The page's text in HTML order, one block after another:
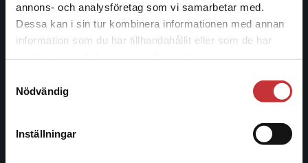
annons- och analysföretag som vi samarbetar med.
Dessa kan i sin tur kombinera informationen med annan
information som du har tillhandahållit eller som de har
Nödvändig
Inställningar
Det verkar som att du besöker
studentlitteratur.se via en enhet utanför Sverige.
Vi erbjuder inte leveranser utanför Sverige. För
att kunna slutföra ett köp måste
Studentlitteratur grundades 1963 och är idag Sveriges
ledande utbildningsförlag. Med läromedel, kurslitteratur,
längs hela kunskapsresan.
Kontakta oss